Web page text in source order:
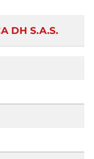
DH S.A.S.